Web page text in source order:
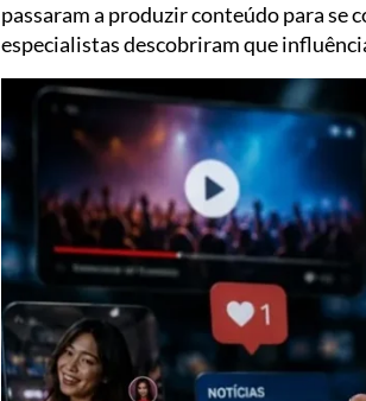
passaram a produzir conteúdo para se
especialistas descobriram que